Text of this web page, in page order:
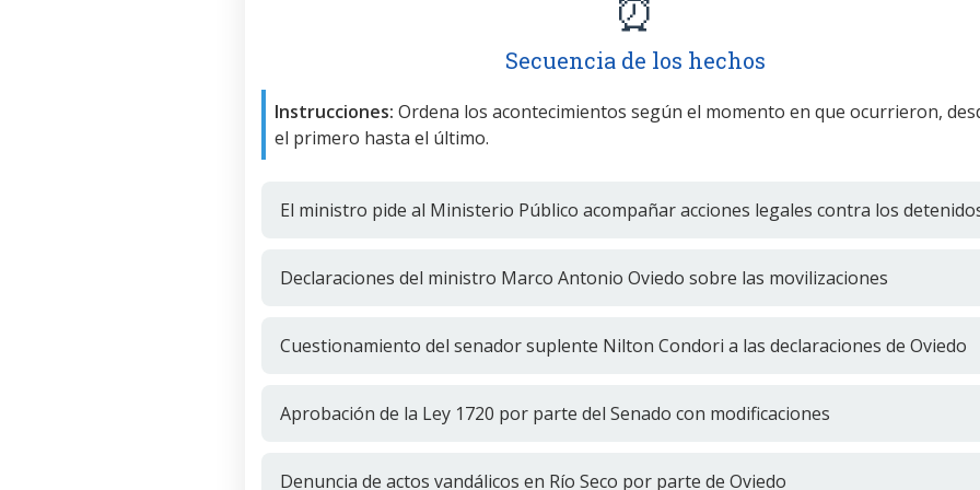
Secuencia de los hechos
Instrucciones: Ordena los acontecimientos según el momento en que ocurrieron,
el primero hasta el último.
El ministro pide al Ministerio Público acompañar acciones legales contra los
Declaraciones del ministro Marco Antonio Oviedo sobre las movilizaciones
Cuestionamiento del senador suplente Nilton Condori a las declaraciones de Oviedo
Aprobación de la Ley 1720 por parte del Senado con modificaciones
Denuncia de actos vandálicos en Río Seco por parte de Oviedo